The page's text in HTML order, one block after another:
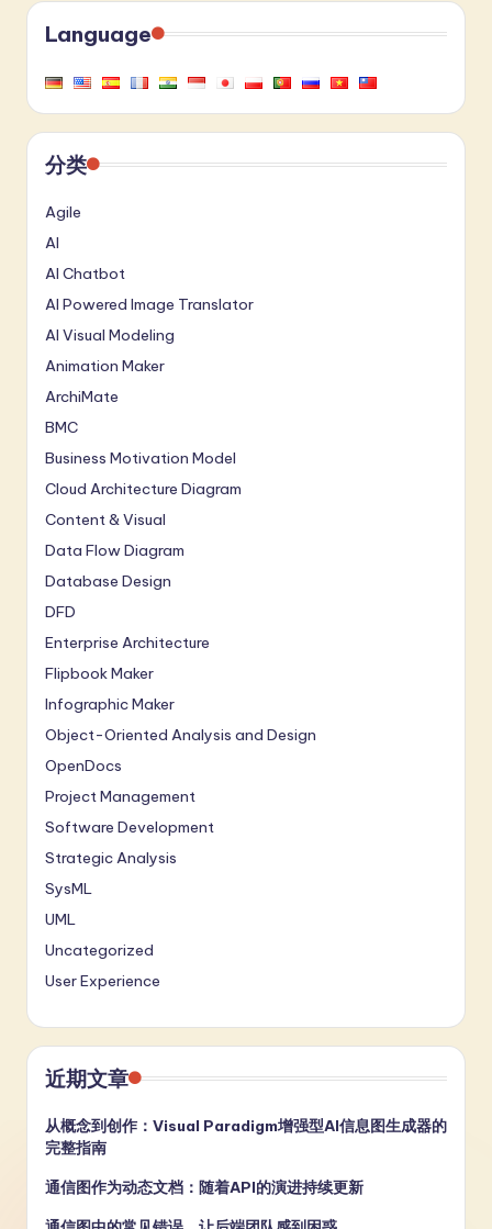
Language
分类
Agile
AI
AI Chatbot
AI Powered Image Translator
AI Visual Modeling
Animation Maker
ArchiMate
BMC
Business Motivation Model
Cloud Architecture Diagram
Content & Visual
Data Flow Diagram
Database Design
DFD
Enterprise Architecture
Flipbook Maker
Infographic Maker
Object-Oriented Analysis and Design
OpenDocs
Project Management
Software Development
Strategic Analysis
SysML
UML
Uncategorized
User Experience
近期文章
从概念到创作：Visual Paradigm增强型AI信息图生成器的
完整指南
通信图作为动态文档：随着API的演进持续更新